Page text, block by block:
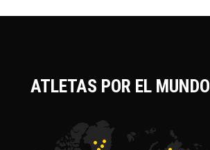
ATLETAS POR EL MUNDO